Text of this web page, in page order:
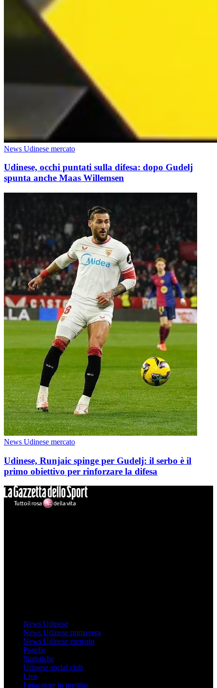
News Udinese mercato
Udinese, occhi puntati sulla difesa: dopo Gudelj
spunta anche Maas Willemsen
News Udinese mercato
Udinese, Runjaic spinge per Gudelj: il serbo è il
primo obiettivo per rinforzare la difesa
News Udinese
News Udinese primavera
News Udinese mercato
Pagelle
Statistiche
Udinese social club
Live
I giocatore in prestito